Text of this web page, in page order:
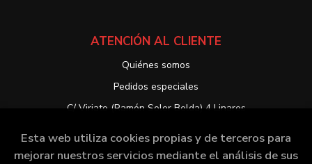
ATENCIÓN AL CLIENTE
Quiénes somos
Pedidos especiales
C/ Viriato (Ramón Soler Belda) 4 Linares
Esta web utiliza cookies propias y de terceros para
mejorar nuestros servicios mediante el análisis de sus